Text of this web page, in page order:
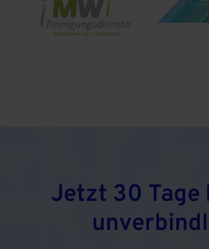
Jetzt 30 Tage